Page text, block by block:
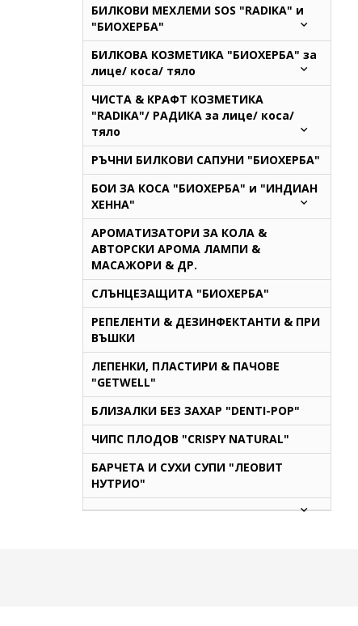
БИЛКОВИ МЕХЛЕМИ SOS "RADIKA" и
"БИОХЕРБА"
БИЛКОВА КОЗМЕТИКА "БИОХЕРБА" за
лице/ коса/ тяло
ЧИСТА & КРАФТ КОЗМЕТИКА
"RADIKA"/ РАДИКА за лице/ коса/
тяло
РЪЧНИ БИЛКОВИ САПУНИ "БИОХЕРБА"
БОИ ЗА КОСА "БИОХЕРБА" и "ИНДИАН
ХЕННА"
АРОМАТИЗАТОРИ ЗА КОЛА &
АВТОРСКИ АРОМА ЛАМПИ &
МАСАЖОРИ & ДР.
СЛЪНЦЕЗАЩИТА "БИОХЕРБА"
РЕПЕЛЕНТИ & ДЕЗИНФЕКТАНТИ & ПРИ
ВЪШКИ
ЛЕПЕНКИ, ПЛАСТИРИ & ПАЧОВЕ
"GETWELL"
БЛИЗАЛКИ БЕЗ ЗАХАР "DENTI-POP"
ЧИПС ПЛОДОВ "CRISPY NATURAL"
БАРЧЕТА И СУХИ СУПИ "ЛЕОВИТ
НУТРИО"